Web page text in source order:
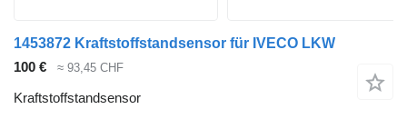
1453872 Kraftstoffstandsensor für IVECO LKW
100 €
≈ 93,45 CHF
Kraftstoffstandsensor